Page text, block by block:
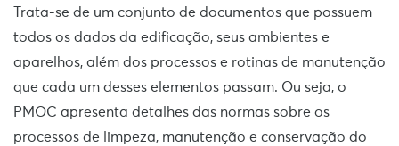
Trata-se de um conjunto de documentos que possuem
todos os dados da edificação, seus ambientes e
aparelhos, além dos processos e rotinas de manutenção
que cada um desses elementos passam. Ou seja, o
PMOC apresenta detalhes das normas sobre os
processos de limpeza, manutenção e conservação do